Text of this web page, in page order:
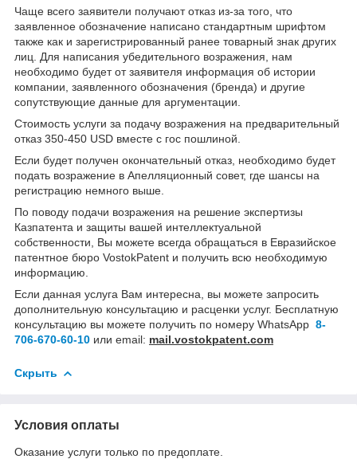
Чаще всего заявители получают отказ из-за того, что
заявленное обозначение написано стандартным шрифтом
также как и зарегистрированный ранее товарный знак других
лиц. Для написания убедительного возражения, нам
необходимо будет от заявителя информация об истории
компании, заявленного обозначения (бренда) и другие
сопутствующие данные для аргументации.
Стоимость услуги за подачу возражения на предварительный
отказ 350-450 USD вместе с гос пошлиной.
Если будет получен окончательный отказ, необходимо будет
подать возражение в Апелляционный совет, где шансы на
регистрацию немного выше.
По поводу подачи возражения на решение экспертизы
Казпатента и защиты вашей интеллектуальной
собственности, Вы можете всегда обращаться в Евразийское
патентное бюро VostokPatent и получить всю необходимую
информацию.
Если данная услуга Вам интересна, вы можете запросить
дополнительную консультацию и расценки услуг. Бесплатную
консультацию вы можете получить по номеру WhatsApp 8-
706-670-60-10 или email: mail.vostokpatent.com
Скрыть
Условия оплаты
Оказание услуги только по предоплате.